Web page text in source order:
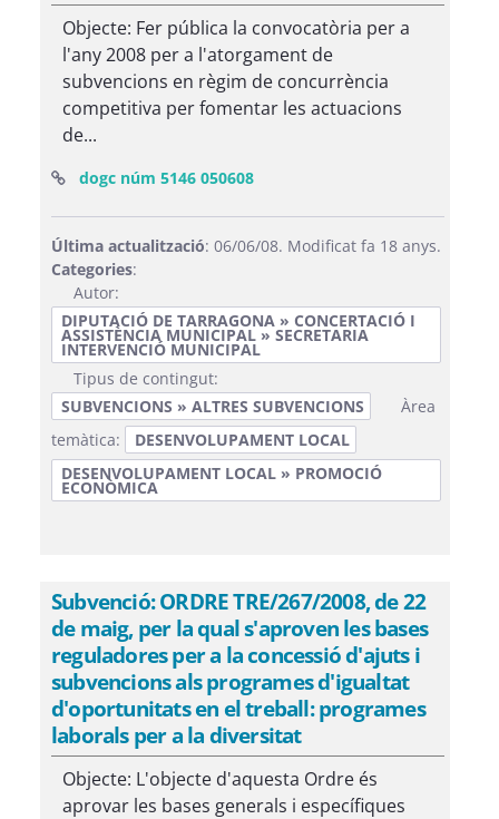
Objecte: Fer pública la convocatòria per a
l'any 2008 per a l'atorgament de
subvencions en règim de concurrència
competitiva per fomentar les actuacions
de...
dogc núm 5146 050608(Obre una finestra nova)
Última actualització: 06/06/08. Modificat fa 18 anys.
Categories:
Autor:
DIPUTACIÓ DE TARRAGONA » CONCERTACIÓ I
ASSISTÈNCIA MUNICIPAL » SECRETARIA
INTERVENCIÓ MUNICIPAL
Tipus de contingut:
SUBVENCIONS » ALTRES SUBVENCIONS
Àrea
temàtica:
DESENVOLUPAMENT LOCAL
DESENVOLUPAMENT LOCAL » PROMOCIÓ
ECONÒMICA
Subvenció: ORDRE TRE/267/2008, de 22
de maig, per la qual s'aproven les bases
reguladores per a la concessió d'ajuts i
subvencions als programes d'igualtat
d'oportunitats en el treball: programes
laborals per a la diversitat
Objecte: L'objecte d'aquesta Ordre és
aprovar les bases generals i específiques